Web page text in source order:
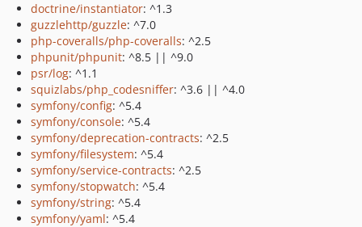
doctrine/instantiator: ^1.3
guzzlehttp/guzzle: ^7.0
php-coveralls/php-coveralls: ^2.5
phpunit/phpunit: ^8.5 || ^9.0
psr/log: ^1.1
squizlabs/php_codesniffer: ^3.6 || ^4.0
symfony/config: ^5.4
symfony/console: ^5.4
symfony/deprecation-contracts: ^2.5
symfony/filesystem: ^5.4
symfony/service-contracts: ^2.5
symfony/stopwatch: ^5.4
symfony/string: ^5.4
symfony/yaml: ^5.4